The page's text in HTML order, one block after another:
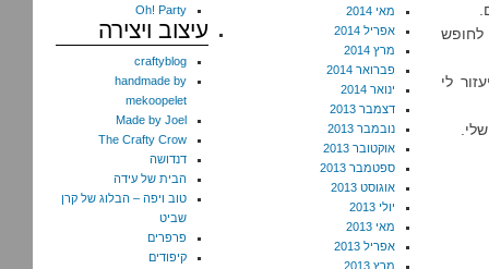
לחופש
לי
מאי 2014
אפריל 2014
מרץ 2014
פברואר 2014
ינואר 2014
דצמבר 2013
נובמבר 2013
אוקטובר 2013
ספטמבר 2013
אוגוסט 2013
יולי 2013
מאי 2013
אפריל 2013
מרץ 2013
Oh! Party
עיצוב ויצירה
craftyblog
handmade by
mekoopelet
Made by Joel
The Crafty Crow
דנדושה
הבית של עידה
טוב ויפה – הבלוג של קרן
שביט
פרפרים
קיפודים